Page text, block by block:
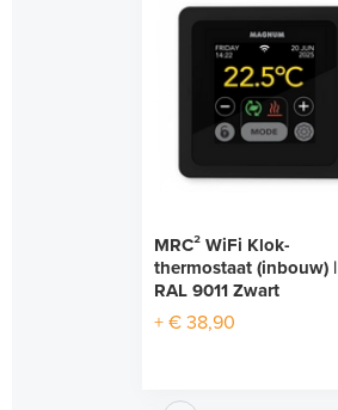
MRC² WiFi Klok-
thermostaat (inbouw) |
RAL 9011 Zwart
+ € 38,90